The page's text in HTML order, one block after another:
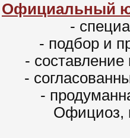
Официальный
-
- подбор и
- составление
-
-
Официоз,